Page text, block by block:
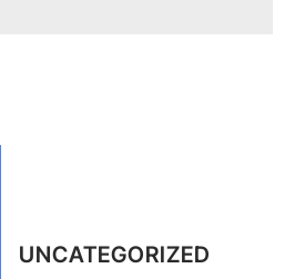
UNCATEGORIZED